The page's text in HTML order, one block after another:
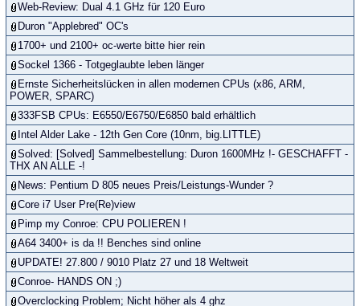
Web-Review: Dual 4.1 GHz für 120 Euro
Duron "Applebred" OC's
1700+ und 2100+ oc-werte bitte hier rein
Sockel 1366 - Totgeglaubte leben länger
Ernste Sicherheitslücken in allen modernen CPUs (x86, ARM,
POWER, SPARC)
333FSB CPUs: E6550/E6750/E6850 bald erhältlich
Intel Alder Lake - 12th Gen Core (10nm, big.LITTLE)
Solved: [Solved] Sammelbestellung: Duron 1600MHz !- GESCHAFFT -
THX AN ALLE -!
News: Pentium D 805 neues Preis/Leistungs-Wunder ?
Core i7 User Pre(Re)view
Pimp my Conroe: CPU POLIEREN !
A64 3400+ is da !! Benches sind online
UPDATE! 27.800 / 9010 Platz 27 und 18 Weltweit
Conroe- HANDS ON ;)
Overclocking Problem; Nicht höher als 4 ghz